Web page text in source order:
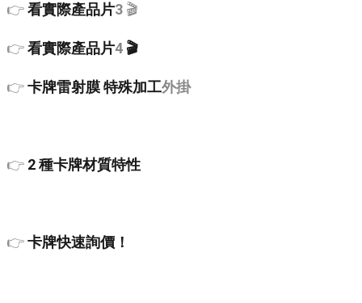
👉看實際產品片3 🎬
👉看實際產品片4 🎬
👉卡牌雷射膜 特殊加工外掛
👉 2 種卡牌材質特性
👉卡牌快速詢價！